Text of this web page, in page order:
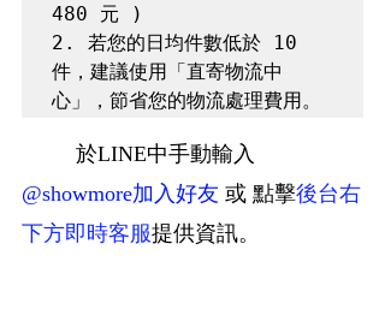
480 元 )
2. 若您的日均件數低於 10
件，建議使用「直寄物流中
於LINE中手動輸入
@showmore加入好友 或 點擊後台右
下方即時客服提供資訊。